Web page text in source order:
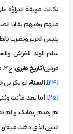
لكانت موبقة انتزاؤه
منهم وفيهم بقايا
يلبس الحرير ويضرب
سلم الولد للفراش
مرتين(تاريخ طبري، ج4، ص208).
[24]
.السنة، ابو بکر بن خلال،
[25]
. أما بعد، فأنت
لم يقدم إيمانك، و لم
الدين الذي دخلت فيه!و